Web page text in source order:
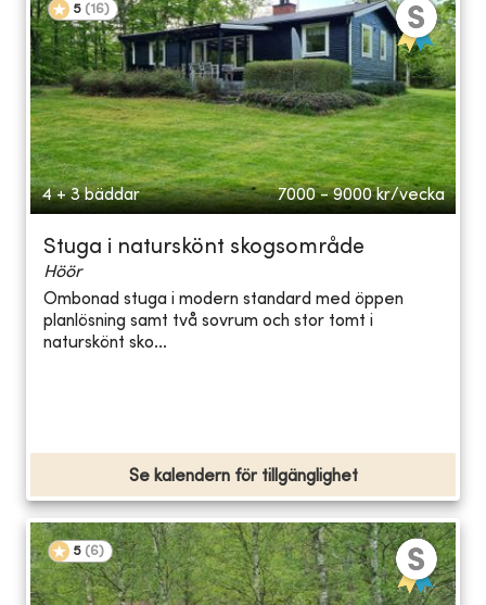
5 (16)
4 + 3 bäddar 7000 - 9000 kr/vecka
Stuga i naturskönt skogsområde
Höör
Ombonad stuga i modern standard med öppen
planlösning samt två sovrum och stor tomt i
naturskönt sko...
Se kalendern för tillgänglighet
5 (6)